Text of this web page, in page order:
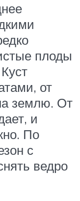
плоды
от
землю. От
и
По
с
ведро